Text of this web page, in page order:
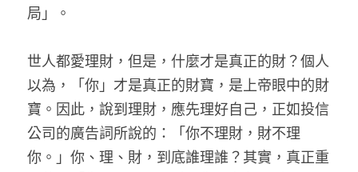
局」。
世人都愛理財，但是，什麼才是真正的財？個人
以為，「你」才是真正的財寶，是上帝眼中的財
寶。因此，說到理財，應先理好自己，正如投信
公司的廣告詞所說的：「你不理財，財不理
你。」你、理、財，到底誰理誰？其實，真正重